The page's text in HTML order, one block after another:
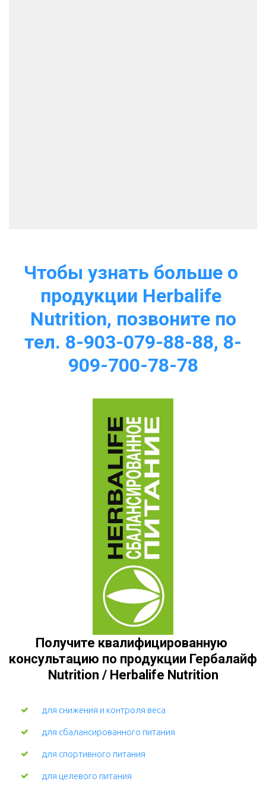
Чтобы узнать больше о
продукции Herbalife
Nutrition, позвоните по
тел. 8-903-079-88-88, 8-
909-700-78-78
Получите квалифицированную
консультацию по продукции Гербалайф
Nutrition / Herbalife Nutrition
для снижения и контроля веса
для сбалансированного питания
для спортивного питания
для целевого питания